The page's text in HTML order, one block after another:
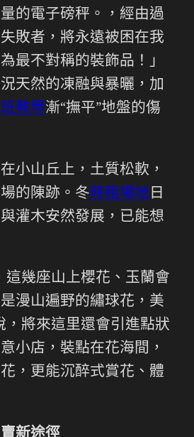
的電子磅秤。，經由過
敗者，將永遠被困在我
最不對稱的裝飾品！」
天然的凍融與暴曬，加
教學漸“撫平”地盤的傷
小山丘上，土質松軟，
的陳跡。冬時租場地 日
灌木安然發展，已能想
這幾座山上櫻花、玉蘭會
漫山遍野的繡球花，美
，將來這里還會引進點狀
小店，裝點在花海間，
，更能沉醉式賞花、體